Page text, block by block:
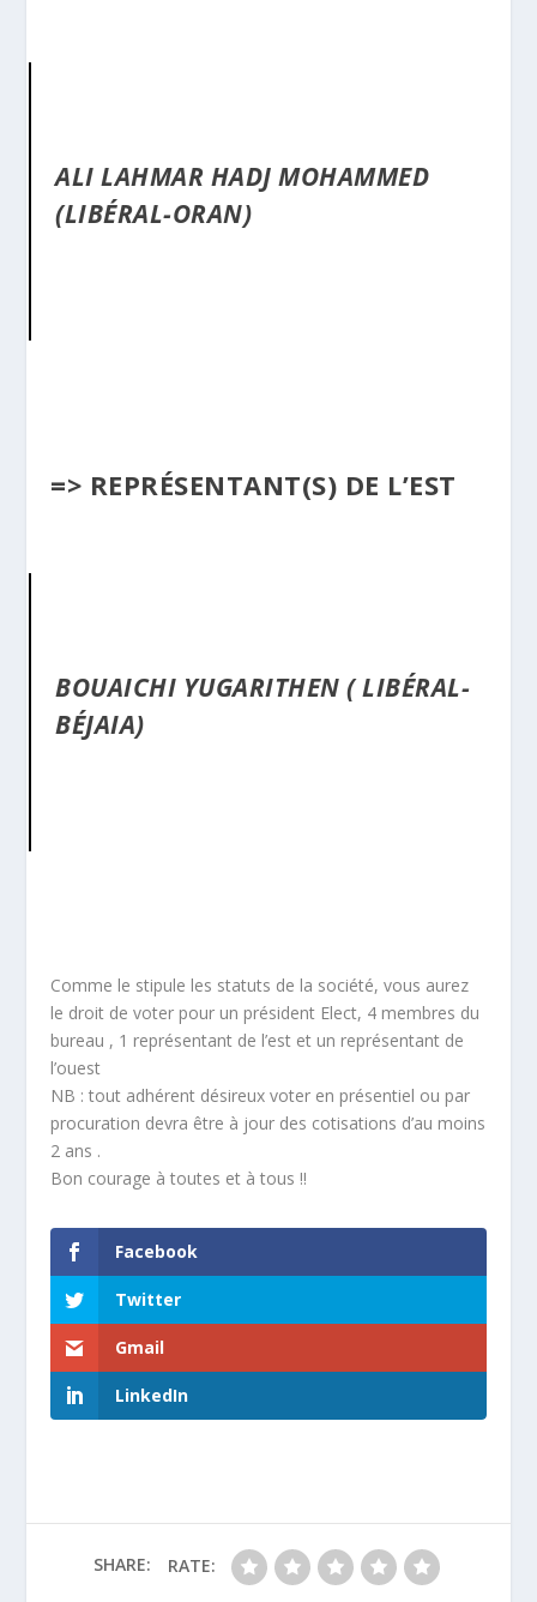
ALI LAHMAR HADJ MOHAMMED
(LIBÉRAL-ORAN)
=> REPRÉSENTANT(S) DE L’EST
BOUAICHI YUGARITHEN ( LIBÉRAL-
BÉJAIA)
Comme le stipule les statuts de la société, vous aurez
le droit de voter pour un président Elect, 4 membres du
bureau , 1 représentant de l’est et un représentant de
l’ouest
NB : tout adhérent désireux voter en présentiel ou par
procuration devra être à jour des cotisations d’au moins
2 ans .
Bon courage à toutes et à tous !!
Facebook
Twitter
Gmail
LinkedIn
SHARE: RATE: